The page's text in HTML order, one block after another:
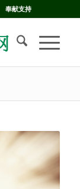
奉献支持